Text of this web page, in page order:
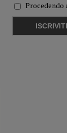
Procedendo